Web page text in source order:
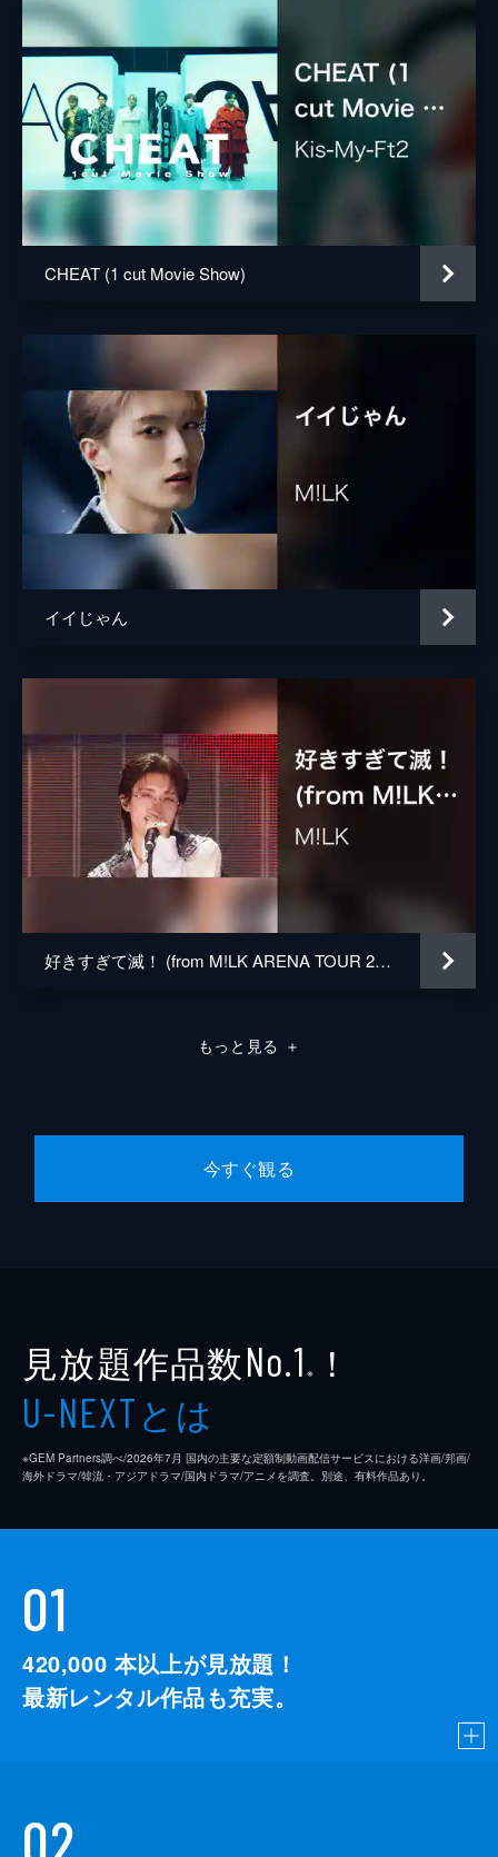
CHEAT (1 cut Movie Show)
イイじゃん
好きすぎて滅！ (from M!LK ARENA TOUR 2025-2026「SMILE POP!」 LIVE at 国立代々木競技場 第一体育館 2026.02.11)
もっと見る ＋
今すぐ観る
見放題作品数No.1 ※ ！
U-NEXTとは
※GEM Partners調べ/2026年7⽉ 国内の主要な定額制動画配信サービスにおける洋画/邦画/
海外ドラマ/韓流・アジアドラマ/国内ドラマ/アニメを調査。別途、有料作品あり。
01
420,000 本以上が見放題！
最新レンタル作品も充実。
02